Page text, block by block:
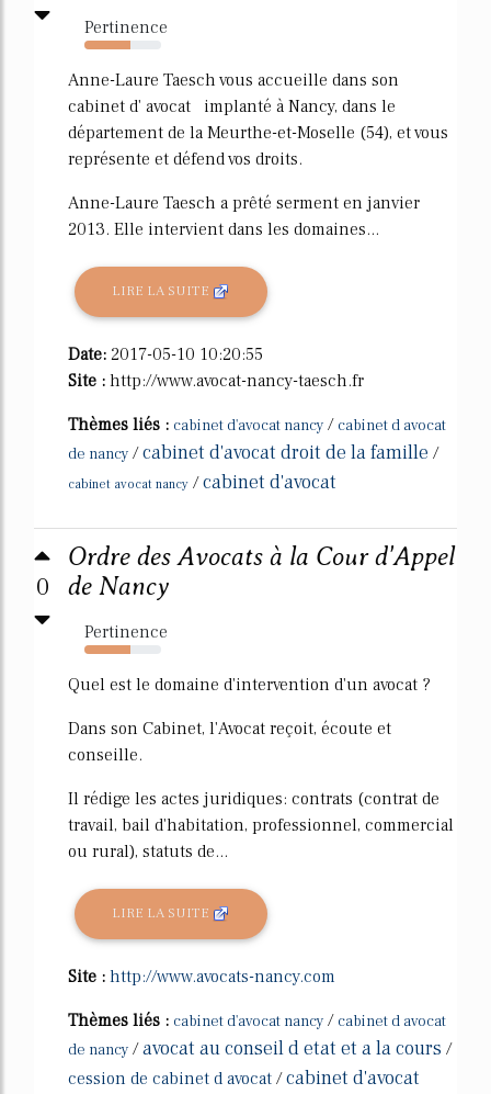
Pertinence
60%
Anne-Laure Taesch vous accueille dans son
cabinet d' avocat implanté à Nancy, dans le
département de la Meurthe-et-Moselle (54), et vous
représente et défend vos droits.
Anne-Laure Taesch a prêté serment en janvier
2013. Elle intervient dans les domaines...
LIRE LA SUITE
Date: 2017-05-10 10:20:55
Site : http://www.avocat-nancy-taesch.fr
Thèmes liés : cabinet d'avocat nancy / cabinet d avocat
de nancy /cabinet d'avocat droit de la famille /
cabinet avocat nancy /cabinet d'avocat
0
Ordre des Avocats à la Cour d'Appel
de Nancy
Pertinence
60%
Quel est le domaine d'intervention d'un avocat ?
Dans son Cabinet, l'Avocat reçoit, écoute et
conseille.
Il rédige les actes juridiques: contrats (contrat de
travail, bail d'habitation, professionnel, commercial
ou rural), statuts de...
LIRE LA SUITE
Site : http://www.avocats-nancy.com
Thèmes liés : cabinet d'avocat nancy / cabinet d avocat
de nancy /avocat au conseil d etat et a la cours /
cession de cabinet d avocat /cabinet d'avocat